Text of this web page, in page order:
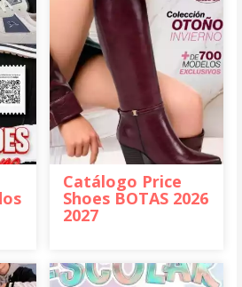
Catálogo Price
Shoes BOTAS 2026
2027